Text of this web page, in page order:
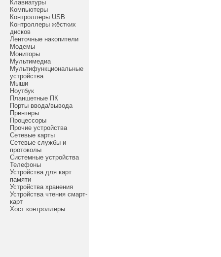
Клавиатуры
Компьютеры
Контроллеры USB
Контроллеры жёстких
дисков
Ленточные накопители
Модемы
Мониторы
Мультимедиа
Мультифункциональные
устройства
Мыши
Ноутбук
Планшетные ПК
Порты ввода/вывода
Принтеры
Процессоры
Прочие устройства
Сетевые карты
Сетевые службы и
протоколы
Системные устройства
Телефоны
Устройства для карт
памяти
Устройства хранения
Устройства чтения смарт-
карт
Хост контроллеры